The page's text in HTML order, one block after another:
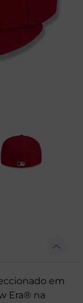
em
Era® na